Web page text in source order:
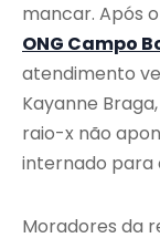
mancar. Após
ONG Campo
atendimento
Kayanne
raio-x não
internado para
Moradores da